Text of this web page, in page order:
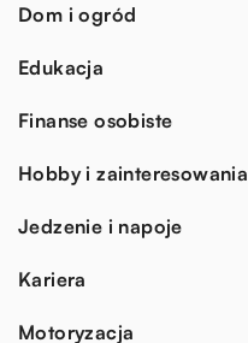
Dom i ogród
Edukacja
Finanse osobiste
Hobby i zainteresowania
Jedzenie i napoje
Kariera
Motoryzacja